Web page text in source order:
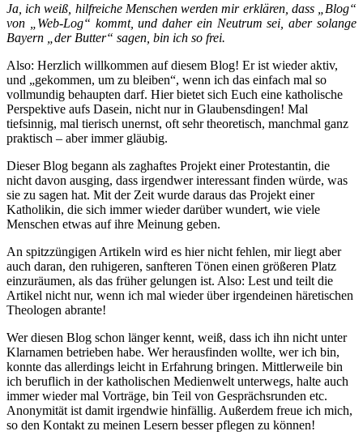
Ja, ich weiß, hilfreiche Menschen werden mir erklären, dass „Blog“
von „Web-Log“ kommt, und daher ein Neutrum sei, aber solange
Bayern „der Butter“ sagen, bin ich so frei.
Also: Herzlich willkommen auf diesem Blog! Er ist wieder aktiv,
und „gekommen, um zu bleiben“, wenn ich das einfach mal so
vollmundig behaupten darf. Hier bietet sich Euch eine katholische
Perspektive aufs Dasein, nicht nur in Glaubensdingen! Mal
tiefsinnig, mal tierisch unernst, oft sehr theoretisch, manchmal ganz
praktisch – aber immer gläubig.
Dieser Blog begann als zaghaftes Projekt einer Protestantin, die
nicht davon ausging, dass irgendwer interessant finden würde, was
sie zu sagen hat. Mit der Zeit wurde daraus das Projekt einer
Katholikin, die sich immer wieder darüber wundert, wie viele
Menschen etwas auf ihre Meinung geben.
An spitzzüngigen Artikeln wird es hier nicht fehlen, mir liegt aber
auch daran, den ruhigeren, sanfteren Tönen einen größeren Platz
einzuräumen, als das früher gelungen ist. Also: Lest und teilt die
Artikel nicht nur, wenn ich mal wieder über irgendeinen häretischen
Theologen abrante!
Wer diesen Blog schon länger kennt, weiß, dass ich ihn nicht unter
Klarnamen betrieben habe. Wer herausfinden wollte, wer ich bin,
konnte das allerdings leicht in Erfahrung bringen. Mittlerweile bin
ich beruflich in der katholischen Medienwelt unterwegs, halte auch
immer wieder mal Vorträge, bin Teil von Gesprächsrunden etc.
Anonymität ist damit irgendwie hinfällig. Außerdem freue ich mich,
so den Kontakt zu meinen Lesern besser pflegen zu können!